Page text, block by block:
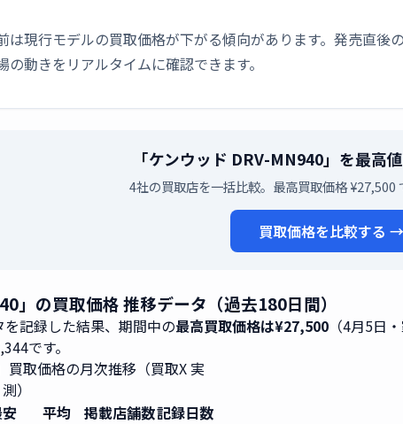
は現行モデルの買取価格が下がる傾向があります。発売直
動きをリアルタイムに確認できます。
「ケンウッド DRV-MN940」を最高
4社の買取店を一括比較。最高買取価格 ¥27,500
買取価格を比較する →
」の買取価格 推移データ（過去180日間）
記録した結果、期間中の最高買取価格は¥27,500 （4月5日
です。
買取価格の月次推移（買取X 実
測）
平均 掲載店舗数記録日数